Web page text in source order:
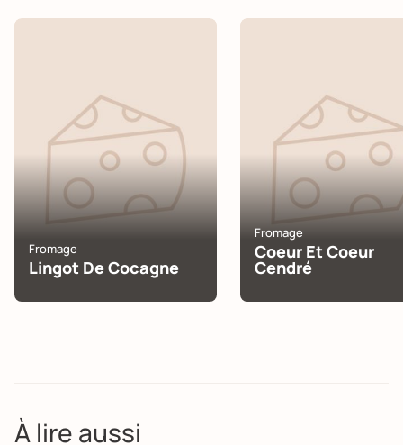
Fromage
Lingot De Cocagne
Fromage
Coeur Et Coeur
Cendré
À lire aussi